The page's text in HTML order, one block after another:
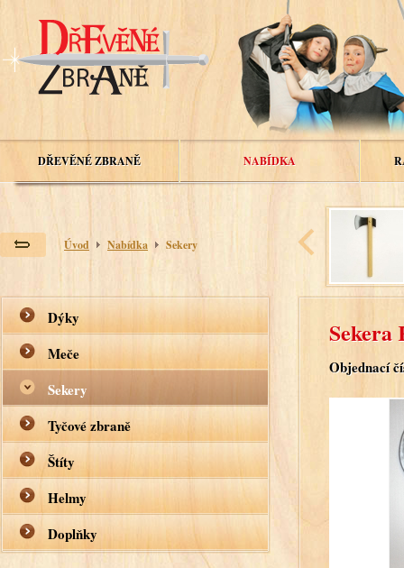
DŘEVĚNÉ ZBRANĚ NABÍDKA
Úvod Nabídka Sekery
Dýky
Meče
Sekery
Tyčové zbraně
Štíty
Helmy
Doplňky
Sekera
Objednací